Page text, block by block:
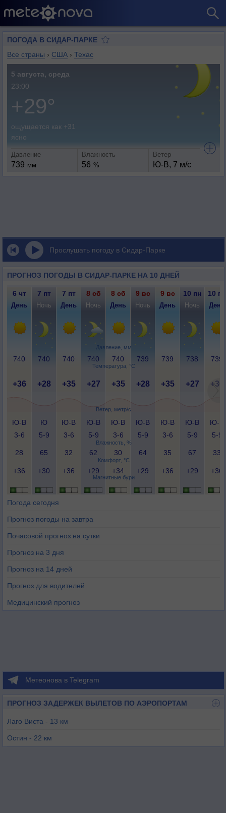
ПОГОДА В СИДАР-ПАРКЕ
Все страны › США › Техас
5 августа, среда
23:00
+29°
ощущается как +31
ясно
Давление
739 мм
Влажность
56 %
Ветер
Ю-В, 7 м/с
Прослушать погоду в Сидар-Парке
ПРОГНОЗ ПОГОДЫ В СИДАР-ПАРКЕ НА 10 ДНЕЙ
Давление, мм
Температура, °C
Ветер, метр/с
Влажность, %
Комфорт, °C
Магнитные бури
6 чт 7 пт 7 пт 8 сб 8 сб 9 вс 9 вс 10 пн 10 пн
День Ночь День Ночь День Ночь День Ночь День
740 740 740 740 740 739 739 738 739
+36 +28 +35 +27 +35 +28 +35 +27 +36
Ю-В
3-6
Ю
5-9
Ю-В
3-6
Ю-В
5-9
Ю-В
3-6
Ю-В
5-9
Ю-В
3-6
Ю-В
5-9
Ю-В
5-9
28 65 32 62 30 64 35 67 33
+36 +30 +36 +29 +34 +29 +36 +29 +36
Погода сегодня
Прогноз погоды на завтра
Почасовой прогноз на сутки
Прогноз на 3 дня
Прогноз на 14 дней
Прогноз для водителей
Медицинский прогноз
Метеонова в Telegram
ПРОГНОЗ ЗАДЕРЖЕК ВЫЛЕТОВ ПО АЭРОПОРТАМ
Лаго Виста - 13 км
Остин - 22 км